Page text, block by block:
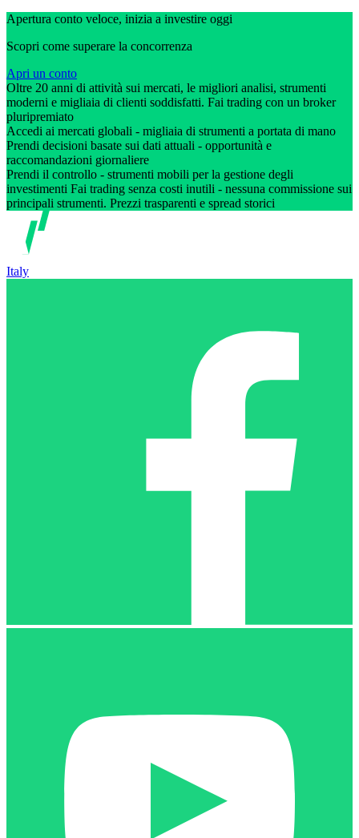
Apertura conto veloce, inizia a investire oggi
Scopri come superare la concorrenza
Apri un conto
Oltre 20 anni di attività sui mercati, le migliori analisi, strumenti
moderni e migliaia di clienti soddisfatti. Fai trading con un broker
pluripremiato
Accedi ai mercati globali - migliaia di strumenti a portata di mano
Prendi decisioni basate sui dati attuali - opportunità e
raccomandazioni giornaliere
Prendi il controllo - strumenti mobili per la gestione degli
investimenti Fai trading senza costi inutili - nessuna commissione sui
principali strumenti. Prezzi trasparenti e spread storici
Italy